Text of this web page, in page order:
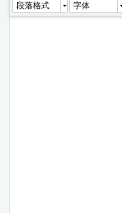
段落格式 字体